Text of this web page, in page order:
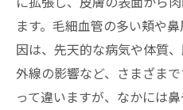
ます。毛細血管の多い頬や
因は、先天的な病気や体質
外線の影響など、さまざま
って違いますが、なかには